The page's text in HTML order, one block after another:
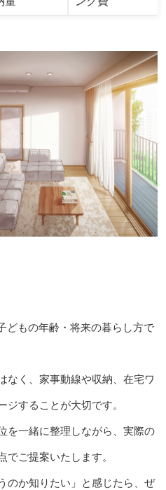
どもの年齢・将来の暮らし方で
なく、家事動線や収納、在宅ワ
ジすることが大切です。
を一緒に整理しながら、実際の
ご提案いたします。
のか知りたい」と感じたら、ぜ